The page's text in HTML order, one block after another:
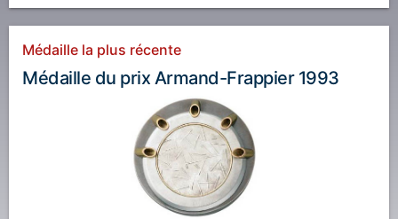
Médaille la plus récente
Médaille du prix Armand-Frappier 1993